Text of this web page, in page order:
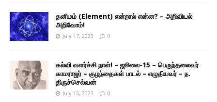
தனிமம் (Element) என்றால் என்ன? – அறிவியல்
அறிவோம்!
July 17, 2023 0
கல்வி வளர்ச்சி நாள்! – ஜூலை-15 – பெருந்தலைவர்
காமராஜர் – குழந்தைகள் பாடல் – எழுதியவர் – ந.
திருச்செல்வன்
July 15, 2023 0